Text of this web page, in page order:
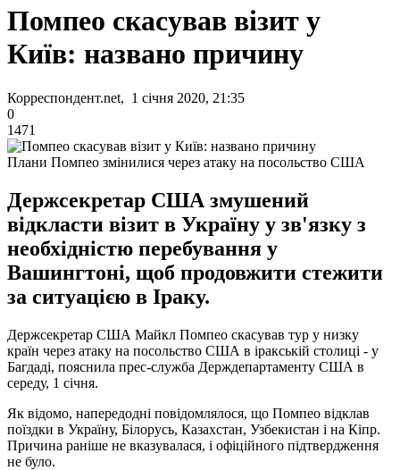
Помпео скасував візит у
Київ: названо причину
Корреспондент.net, 1 січня 2020, 21:35
0
1471
Плани Помпео змінилися через атаку на посольство США
Держсекретар США змушений
відкласти візит в Україну у зв'язку з
необхідністю перебування у
Вашингтоні, щоб продовжити стежити
за ситуацією в Іраку.
Держсекретар США Майкл Помпео скасував тур у низку
країн через атаку на посольство США в іракській столиці - у
Багдаді, пояснила прес-служба Держдепартаменту США в
середу, 1 січня.
Як відомо, напередодні повідомлялося, що Помпео відклав
поїздки в Україну, Білорусь, Казахстан, Узбекистан і на Кіпр.
Причина раніше не вказувалася, і офіційного підтвердження
не було.